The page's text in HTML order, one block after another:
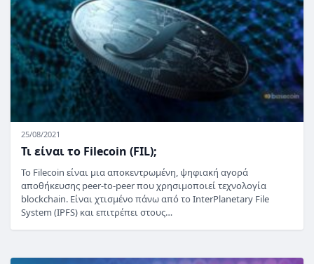
25/08/2021
Τι είναι το Filecoin (FIL);
Το Filecoin είναι μια αποκεντρωμένη, ψηφιακή αγορά
αποθήκευσης peer-to-peer που χρησιμοποιεί τεχνολογία
blockchain. Είναι χτισμένο πάνω από το InterPlanetary File
System (IPFS) και επιτρέπει στους…